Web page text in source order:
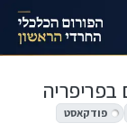
בפריפריה
פודקאסט